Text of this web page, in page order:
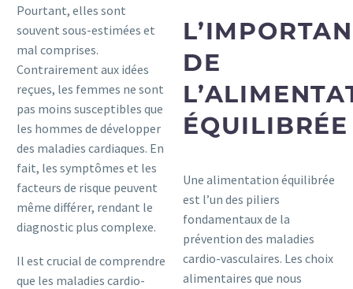
Pourtant, elles sont
souvent sous-estimées et
mal comprises.
Contrairement aux idées
reçues, les femmes ne sont
pas moins susceptibles que
les hommes de développer
des maladies cardiaques. En
fait, les symptômes et les
facteurs de risque peuvent
même différer, rendant le
diagnostic plus complexe.
Il est crucial de comprendre
que les maladies cardio-
DE
ÉQUILIBRÉE
Une alimentation équilibrée
est l’un des piliers
fondamentaux de la
prévention des maladies
cardio-vasculaires. Les choix
alimentaires que nous